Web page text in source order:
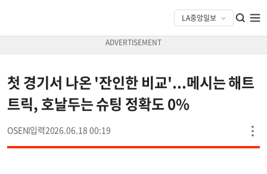
첫 경기서 나온 '잔인한 비교'...메시는 해트
트릭, 호날두는 슈팅 정확도 0%
OSEN 2026.06.18 00:19